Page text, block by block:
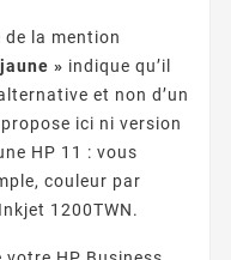
de la mention
» indique qu’il
et non d’un
ici ni version
HP 11 : vous
couleur par
1200TWN.